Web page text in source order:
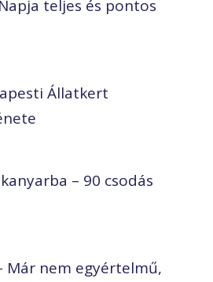
teljes és pontos
Állatkert
– 90 csodás
Már nem egyértelmű,